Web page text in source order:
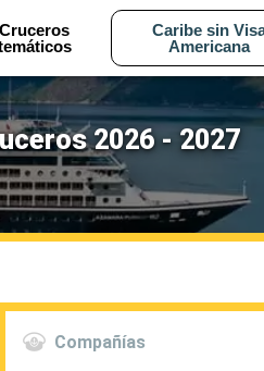
Cruceros
Caribe sin
Americana
2026 - 2027
Compañías